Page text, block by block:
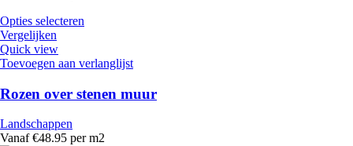
Opties selecteren
Vergelijken
Quick view
Toevoegen aan verlanglijst
Rozen over stenen muur
Landschappen
Vanaf €48.95 per m2